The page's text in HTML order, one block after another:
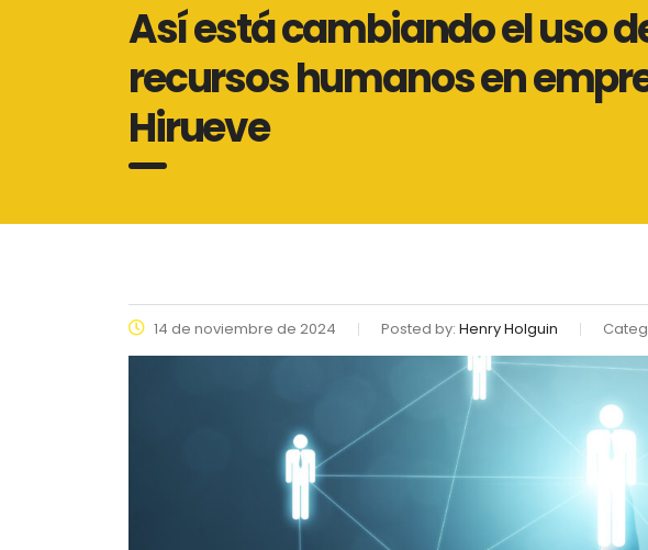
Así está cambiando el uso
recursos humanos en
Hirueve
14 de noviembre de 2024 Posted by: Henry Holguin